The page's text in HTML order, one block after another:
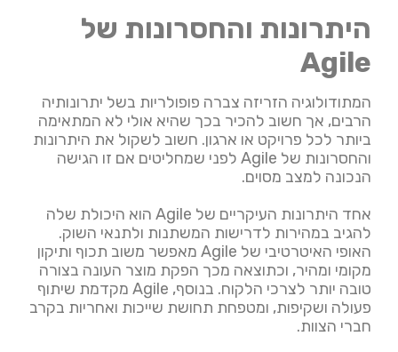
היתרונות והחסרונות של
Agile
המתודולוגיה הזריזה צברה פופולריות בשל יתרונותיה
הרבים, אך חשוב להכיר בכך שהיא אולי לא המתאימה
ביותר לכל פרויקט או ארגון. חשוב לשקול את היתרונות
והחסרונות של Agile לפני שמחליטים אם זו הגישה
הנכונה למצב מסוים.
אחד היתרונות העיקריים של Agile הוא היכולת שלה
להגיב במהירות לדרישות המשתנות ולתנאי השוק.
האופי האיטרטיבי של Agile מאפשר משוב תכוף ותיקון
מקומי ומהיר, וכתוצאה מכך הפקת מוצר העונה בצורה
טובה יותר לצרכי הלקוח. בנוסף, Agile מקדמת שיתוף
פעולה ושקיפות, ומטפחת תחושת שייכות ואחריות בקרב
חברי הצוות.